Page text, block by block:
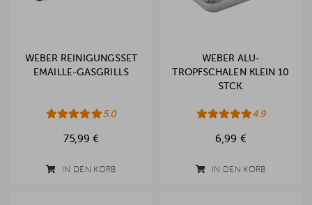
WEBER REINIGUNGSSET
EMAILLE-GASGRILLS
5.0
75,99 €
IN DEN KORB
WEBER ALU-
TROPFSCHALEN KLEIN 10
STCK.
4.9
6,99 €
IN DEN KORB